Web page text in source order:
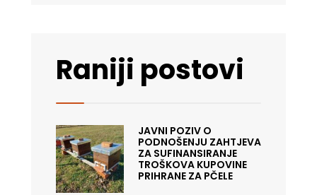
Raniji postovi
JAVNI POZIV O
PODNOŠENJU ZAHTJEVA
ZA SUFINANSIRANJE
TROŠKOVA KUPOVINE
PRIHRANE ZA PČELE